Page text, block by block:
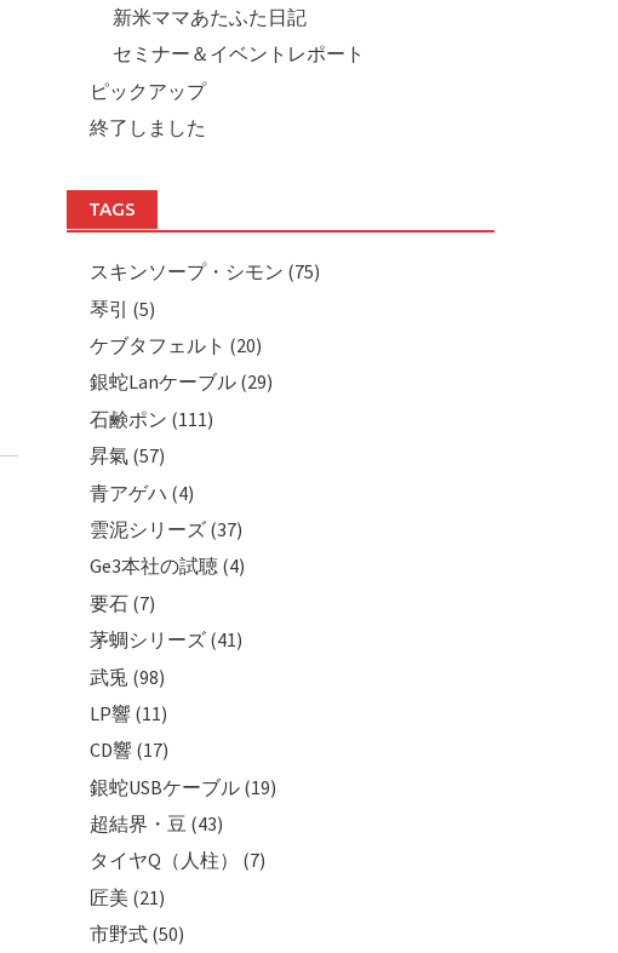
新米ママあたふた日記
セミナー＆イベントレポート
ピックアップ
終了しました
TAGS
スキンソープ・シモン (75)
琴引 (5)
ケブタフェルト (20)
銀蛇Lanケーブル (29)
石鹸ポン (111)
昇氣 (57)
青アゲハ (4)
雲泥シリーズ (37)
Ge3本社の試聴 (4)
要石 (7)
茅蜩シリーズ (41)
武兎 (98)
LP響 (11)
CD響 (17)
銀蛇USBケーブル (19)
超結界・豆 (43)
タイヤQ（人柱） (7)
匠美 (21)
市野式 (50)